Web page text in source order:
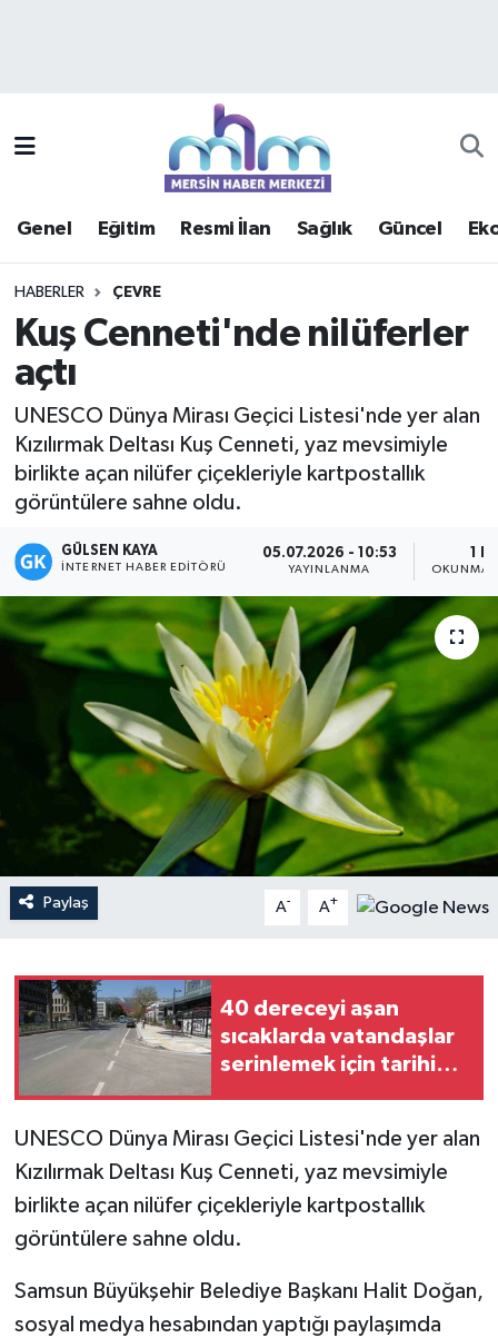
Genel Eğitim Resmi İlan Sağlık Güncel
HABERLER ÇEVRE
Kuş Cenneti'nde nilüferler
açtı
UNESCO Dünya Mirası Geçici Listesi'nde yer alan
Kızılırmak Deltası Kuş Cenneti, yaz mevsimiyle
birlikte açan nilüfer çiçekleriyle kartpostallık
görüntülere sahne oldu.
GÜLSEN KAYA
İNTERNET HABER EDITÖRÜ
05.07.2026 - 10:53
YAYINLANMA OKUNMA
Paylaş A- A+
40 dereceyi aşan
sıcaklarda vatandaşlar
serinlemek için tarihi
UNESCO Dünya Mirası Geçici Listesi'nde yer alan
Kızılırmak Deltası Kuş Cenneti, yaz mevsimiyle
birlikte açan nilüfer çiçekleriyle kartpostallık
görüntülere sahne oldu.
Samsun Büyükşehir Belediye Başkanı Halit Doğan,
sosyal medya hesabından yaptığı paylaşımda
Güncel
Haberde insan
Kültür - Sanat
Magazin
Mersin
Mersin Tarihi
Özel Haber
Politika
Resmi İlan
Sağlık
Sürmanşet
Teknoloji
Yaşam
Mersin Trafik Yoğunluk Haritası
Süper Lig Puan Durumu ve Fikstür
Haber Arşivi